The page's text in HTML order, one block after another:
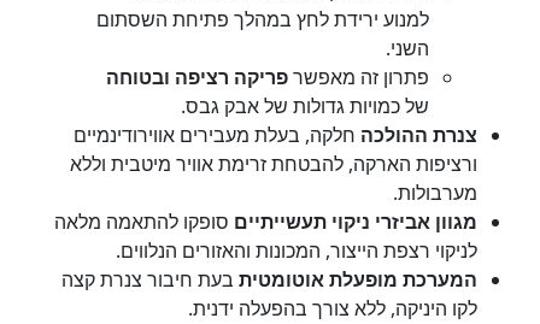
למנוע ירידת לחץ במהלך פתיחת השסתום
השני.
פתרון זה מאפשרפריקה רציפה ובטוחה
של כמויות גדולות של אבק גבס.
צנרת ההולכה חלקה, בעלת מעבירים אווירודינמיים
ורציפות הארקה, להבטחת זרימת אוויר מיטבית וללא
מערבולות.
מגוון אביזרי ניקוי תעשייתיים סופקו להתאמה מלאה
לניקוי רצפת הייצור, המכונות והאזורים הנלווים.
המערכת מופעלת אוטומטית בעת חיבור צנרת קצה
לקו היניקה, ללא צורך בהפעלה ידנית.